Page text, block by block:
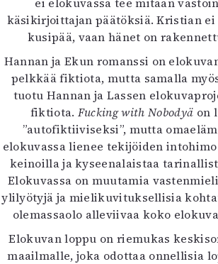
käsikirjoittajan päätöksiä. Kristian ei
kusipää, vaan hänet on
Hannan ja Ekun romanssi on
pelkkää fiktiota, mutta samalla
tuotu Hannan ja Lassen
fiktiota. Fucking with Nobodyä on
”autofiktiiviseksi”, mutta
elokuvassa lienee tekijöiden
keinoilla ja kyseenalaistaa
Elokuvassa on muutamia
ylilyötyjä ja mielikuvituksellisia
olemassaolo alleviivaa koko
Elokuvan loppu on riemukas
maailmalle, joka odottaa onnellisia